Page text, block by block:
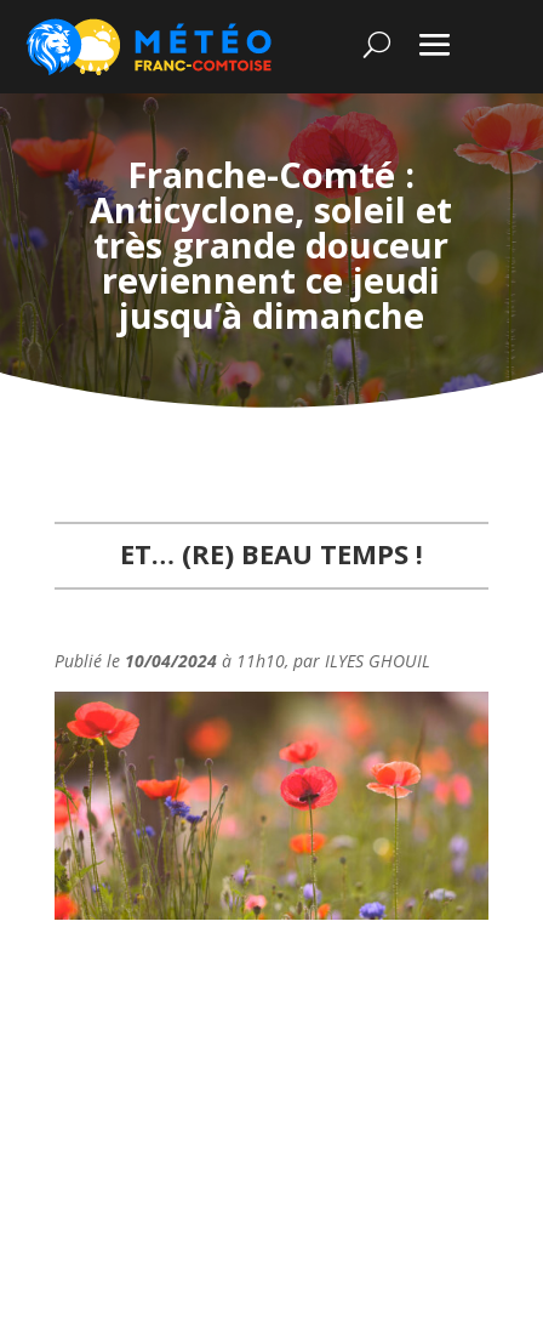
Franche-Comté :
Anticyclone, soleil et
très grande douceur
reviennent ce jeudi
jusqu’à dimanche
ET… (RE) BEAU TEMPS !
Publié le 10/04/2024à 11h10, par ILYES GHOUIL